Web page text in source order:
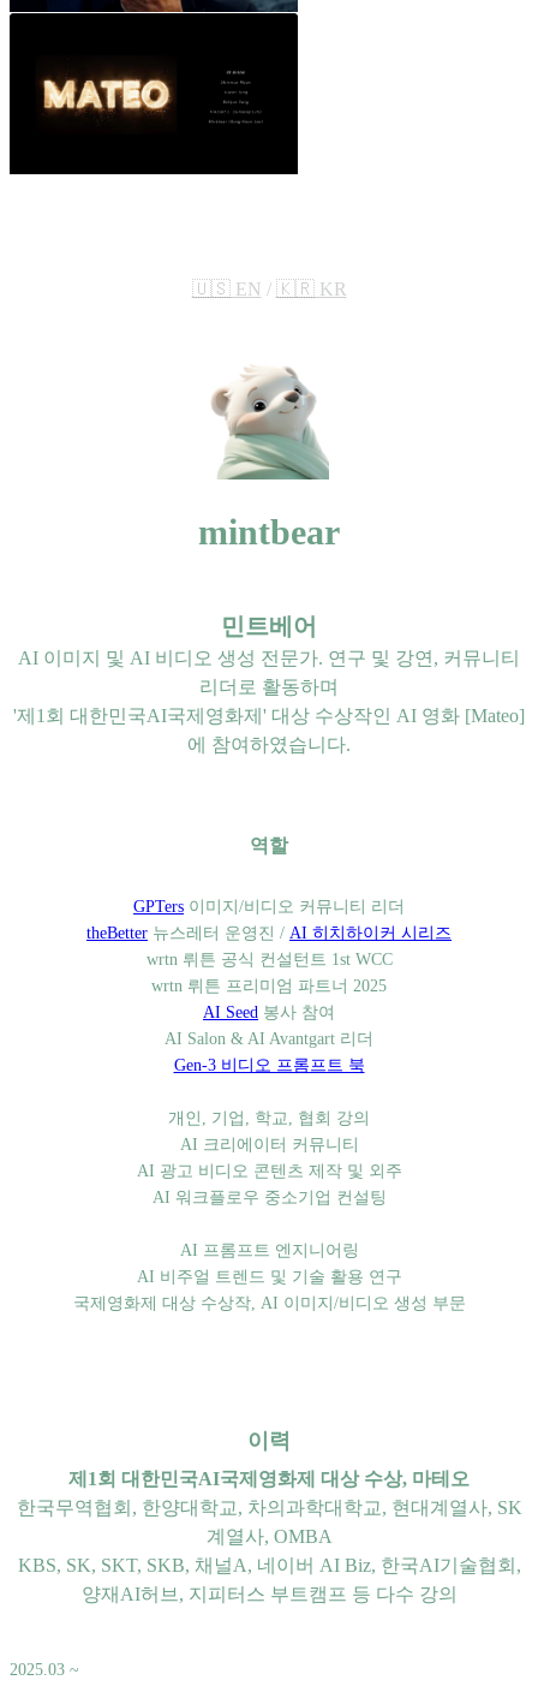
🇺🇸 EN / 🇰🇷 KR
mintbear
민트베어
AI 이미지 및 AI 비디오 생성 전문가. 연구 및 강연, 커뮤니티
리더로 활동하며
'제1회 대한민국AI국제영화제' 대상 수상작인 AI 영화 [Mateo]
에 참여하였습니다.
역할
GPTers 이미지/비디오 커뮤니티 리더
theBetter 뉴스레터 운영진 / AI 히치하이커 시리즈
wrtn 뤼튼 공식 컨설턴트 1st WCC
wrtn 뤼튼 프리미엄 파트너 2025
AI Seed 봉사 참여
AI Salon & AI Avantgart 리더
Gen-3 비디오 프롬프트 북
개인, 기업, 학교, 협회 강의
AI 크리에이터 커뮤니티
AI 광고 비디오 콘텐츠 제작 및 외주
AI 워크플로우 중소기업 컨설팅
AI 프롬프트 엔지니어링
AI 비주얼 트렌드 및 기술 활용 연구
국제영화제 대상 수상작, AI 이미지/비디오 생성 부문
이력
제1회 대한민국AI국제영화제 대상 수상, 마테오
한국무역협회, 한양대학교, 차의과학대학교, 현대계열사, SK
계열사, OMBA
KBS, SK, SKT, SKB, 채널A, 네이버 AI Biz, 한국AI기술협회,
양재AI허브, 지피터스 부트캠프 등 다수 강의
2025.03 ~